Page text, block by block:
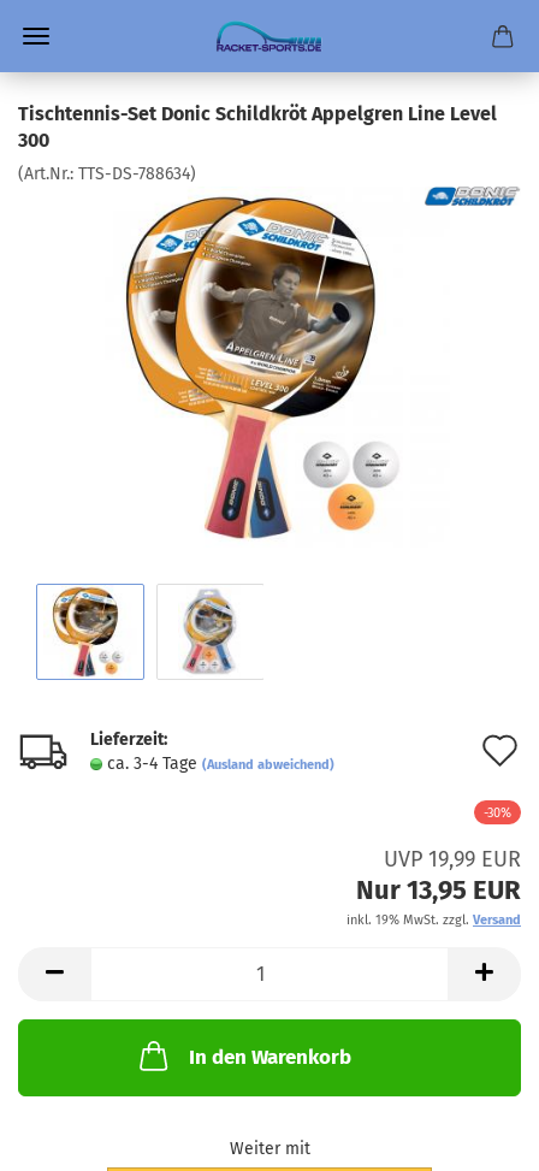
Tischtennis-Set Donic Schildkröt Appelgren Line Level
300
(Art.Nr.: TTS-DS-788634)
Lieferzeit:
ca. 3-4 Tage (Ausland abweichend)
-30%
UVP 19,99 EUR
Nur 13,95 EUR
inkl. 19% MwSt. zzgl. Versand
In den Warenkorb
Weiter mit